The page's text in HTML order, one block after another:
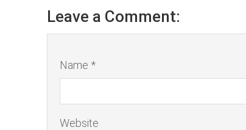
Leave a Comment:
Name *
Website